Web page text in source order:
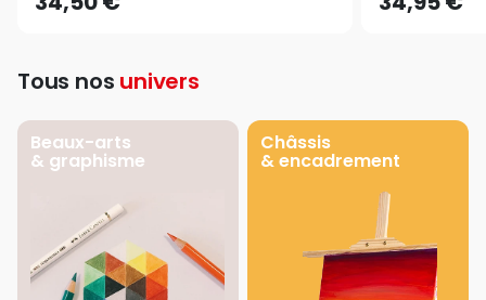
Tous nos univers
Beaux-arts
& graphisme
Châssis
& encadrement